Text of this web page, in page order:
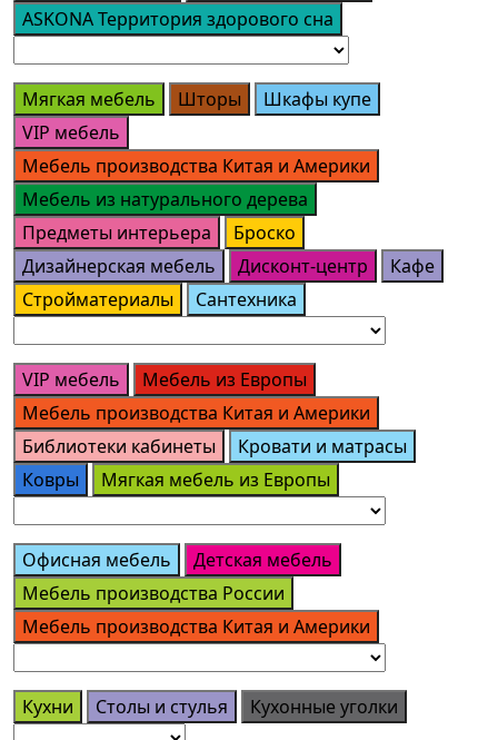
ASKONA Территория здорового сна
Мягкая мебель Шторы
Шкафы купе
VIP мебель
Мебель производства Китая и Америки
Мебель из натурального дерева
Предметы интерьера
Броско
Дизайнерская мебель
Дисконт-центр
Кафе
Стройматериалы
Сантехника
VIP мебель
Мебель из Европы
Мебель производства Китая и Америки
Библиотеки кабинеты
Кровати и матрасы
Ковры
Мягкая мебель из Европы
Офисная мебель
Детская мебель
Мебель производства России
Мебель производства Китая и Америки
Кухни Столы и стулья Кухонные уголки